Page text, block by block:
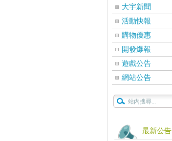
大宇新聞
活動快報
購物優惠
開發爆報
遊戲公告
網站公告
最新公告